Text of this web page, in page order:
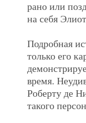
рано или
на себя
Подробная
только его
время.
Роберту де
такого